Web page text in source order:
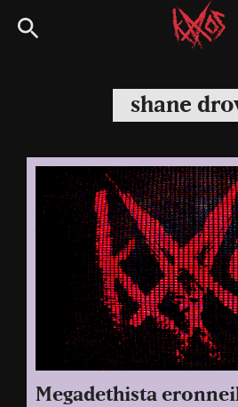
Siirry
suoraan
shane
Megadethista